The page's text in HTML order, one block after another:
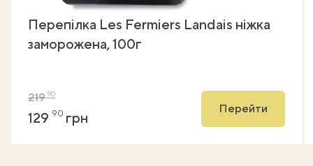
Перепілка Les Fermiers Landais ніжка
заморожена, 100г
21990
129 90 грн
Перейти